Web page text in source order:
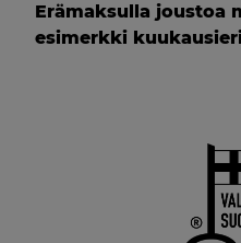
Erämaksulla joustoa
esimerkki